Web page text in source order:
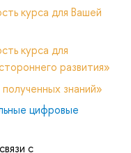
курса для Вашей
курса для
развития»
знаний»
цифровые
с